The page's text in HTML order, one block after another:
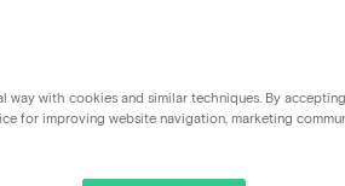
way with cookies and similar techniques. By
for improving website navigation, marketing